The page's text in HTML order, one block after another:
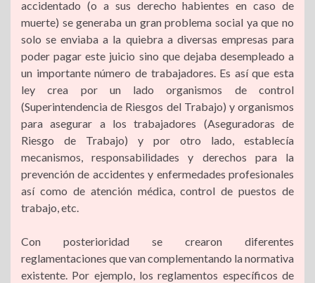
accidentado (o a sus derecho habientes en caso de
muerte) se generaba un gran problema social ya que no
solo se enviaba a la quiebra a diversas empresas para
poder pagar este juicio sino que dejaba desempleado a
un importante número de trabajadores. Es así que esta
ley crea por un lado organismos de control
(Superintendencia de Riesgos del Trabajo) y organismos
para asegurar a los trabajadores (Aseguradoras de
Riesgo de Trabajo) y por otro lado, establecía
mecanismos, responsabilidades y derechos para la
prevención de accidentes y enfermedades profesionales
así como de atención médica, control de puestos de
trabajo, etc.
Con posterioridad se crearon diferentes
reglamentaciones que van complementando la normativa
existente. Por ejemplo, los reglamentos específicos de